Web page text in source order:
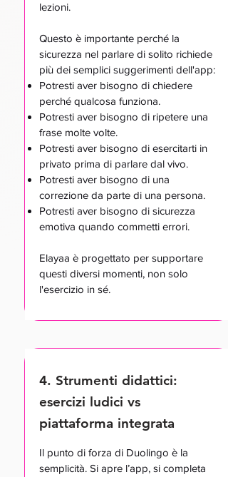
lezioni.
Questo è importante perché la
sicurezza nel parlare di solito richiede
più dei semplici suggerimenti dell'app:
Potresti aver bisogno di chiedere
perché qualcosa funziona.
Potresti aver bisogno di ripetere una
frase molte volte.
Potresti aver bisogno di esercitarti in
privato prima di parlare dal vivo.
Potresti aver bisogno di una
correzione da parte di una persona.
Potresti aver bisogno di sicurezza
emotiva quando commetti errori.
Elayaa è progettato per supportare
questi diversi momenti, non solo
l'esercizio in sé.
4. Strumenti didattici:
esercizi ludici vs
piattaforma integrata
Il punto di forza di Duolingo è la
semplicità. Si apre l’app, si completa